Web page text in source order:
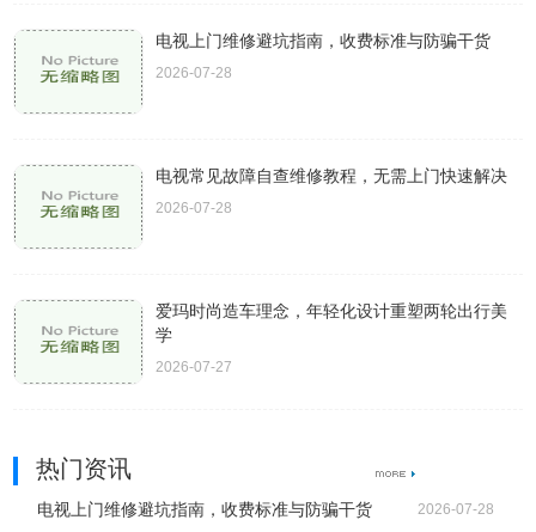
电视上门维修避坑指南，收费标准与防骗干货
2026-07-28
电视常见故障自查维修教程，无需上门快速解决
2026-07-28
爱玛时尚造车理念，年轻化设计重塑两轮出行美
学
2026-07-27
热门资讯
电视上门维修避坑指南，收费标准与防骗干货 2026-07-28